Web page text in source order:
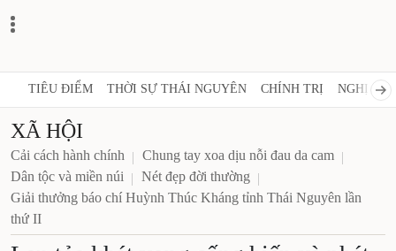
TIÊU ĐIỂM THỜI SỰ THÁI NGUYÊN CHÍNH TRỊ NGHỊ
XÃ HỘI
Cải cách hành chính
Chung tay xoa dịu nỗi đau da cam
Dân tộc và miền núi
Nét đẹp đời thường
Giải thưởng báo chí Huỳnh Thúc Kháng tỉnh Thái
Nguyên lần thứ II